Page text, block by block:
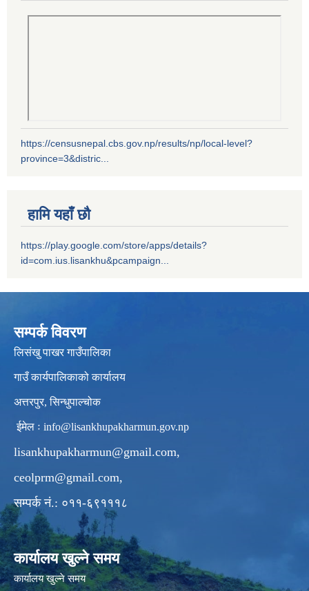
https://censusnepal.cbs.gov.np/results/np/local-level?
province=3&distric...
हामि यहाँ छौ
https://play.google.com/store/apps/details?
id=com.ius.lisankhu&pcampaign...
सम्पर्क विवरण
लिसंखु पाखर गाउँपालिका
गाउँ कार्यपालिकाको कार्यालय
अत्तरपुर, सिन्धुपाल्चोक
ईमेल ः info@lisankhupakharmun.gov.np
lisankhupakharmun@gmail.com,
ceolprm@gmail.com,
सम्पर्क नं.: ०११-६९१११८
कार्यालय खुल्ने समय
कार्यालय खुल्ने समय